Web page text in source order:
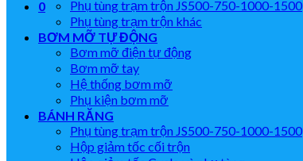
0
Phụ tùng trạm trộn JS500-750-1000-1500
Phụ tùng trạm trộn khác
BƠM MỠ TỰ ĐỘNG
Bơm mỡ điện tự động
Bơm mỡ tay
Hệ thống bơm mỡ
Phụ kiện bơm mỡ
BÁNH RĂNG
Phụ tùng trạm trộn JS500-750-1000-1500
Hộp giảm tốc cối trộn